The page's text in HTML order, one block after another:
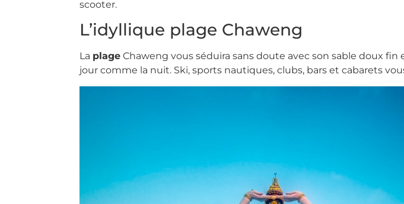
scooter.
L’idyllique plage Chaweng
La plage Chaweng vous séduira sans doute avec son sable doux fin
jour comme la nuit. Ski, sports nautiques, clubs, bars et cabarets